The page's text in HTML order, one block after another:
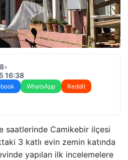
•
16:38
WhatsApp
Reddit
saatlerinde Camikebir ilçesi
3 katlı evin zemin katında
yapılan ilk incelemelere